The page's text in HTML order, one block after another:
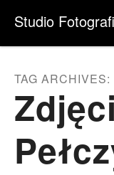
Studio
TAG ARCHIVES: